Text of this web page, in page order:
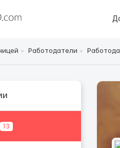
Работодатели
13